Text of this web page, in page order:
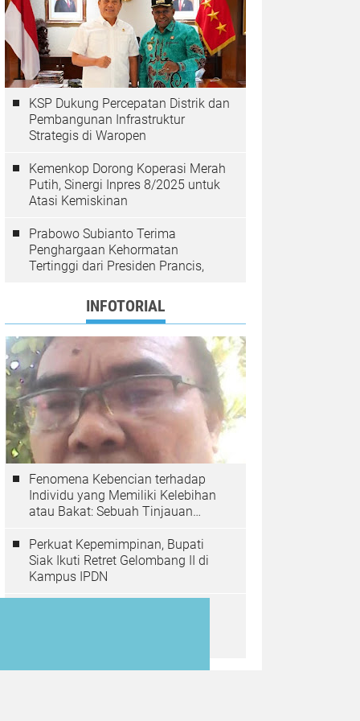
KSP Dukung Percepatan Distrik dan
Pembangunan Infrastruktur
Strategis di Waropen
Kemenkop Dorong Koperasi Merah
Putih, Sinergi Inpres 8/2025 untuk
Atasi Kemiskinan
Prabowo Subianto Terima
Penghargaan Kehormatan
Tertinggi dari Presiden Prancis,
INFOTORIAL
Fenomena Kebencian terhadap
Individu yang Memiliki Kelebihan
atau Bakat: Sebuah Tinjauan
Perkuat Kepemimpinan, Bupati
Siak Ikuti Retret Gelombang II di
Kampus IPDN